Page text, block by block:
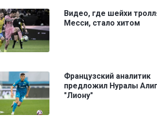
Видео, где шейхи
Месси, стало хитом
Французский аналитик
предложил Нуралы
"Лиону"